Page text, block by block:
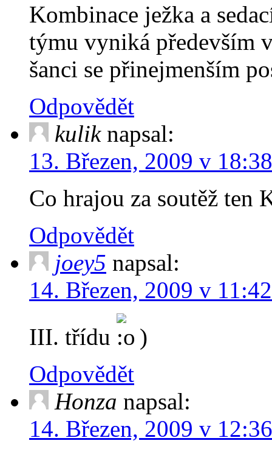
Kombinace ježka a
týmu vyniká především
šanci se přinejmenším
Odpovědět
kulik napsal:
13. Březen, 2009 v 18:38
Co hrajou za soutěž ten
Odpovědět
joey5 napsal:
14. Březen, 2009 v 11:42
III. třídu
)
Odpovědět
Honza napsal:
14. Březen, 2009 v 12:36